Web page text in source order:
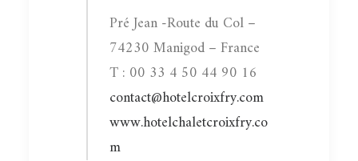
Pré Jean -Route du Col –
74230 Manigod – France
T : 00 33 4 50 44 90 16
contact@hotelcroixfry.com
www.hotelchaletcroixfry.co
m